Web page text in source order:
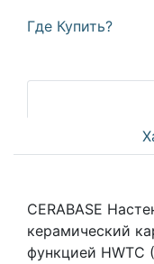
Где Купить?
CERABASE
керамический
функцией HWTC